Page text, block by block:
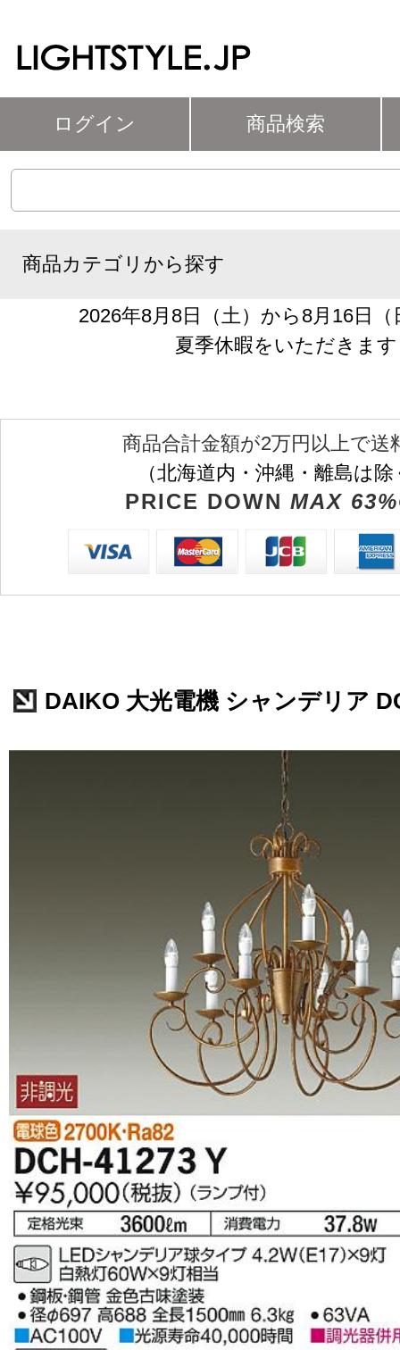
ログイン 商品検索
商品カテゴリから探す
2026年8月8日（土）から8月16日
夏季休暇をいただきます
商品合計金額が2万円以上で送
（北海道内・沖縄・離島は
PRICE DOWN MAX
DAIKO 大光電機 シャンデリア